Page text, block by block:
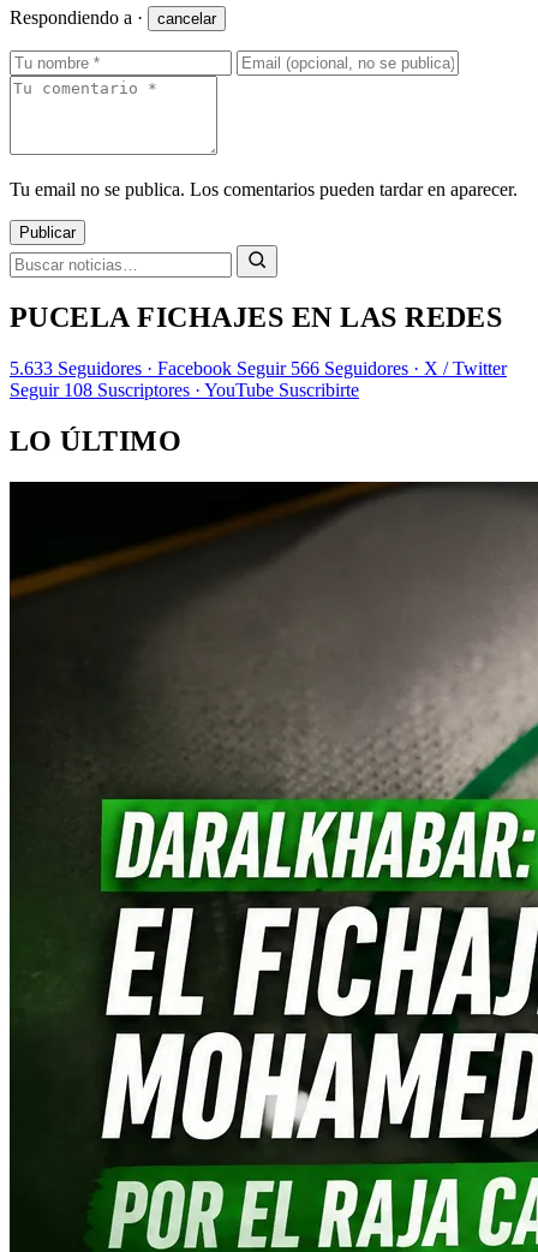
Respondiendo a · cancelar
Tu email no se publica. Los comentarios pueden tardar en aparecer.
Publicar
PUCELA FICHAJES EN LAS REDES
5.633 Seguidores · Facebook Seguir 566 Seguidores · X / Twitter
Seguir 108 Suscriptores · YouTube Suscribirte
LO ÚLTIMO